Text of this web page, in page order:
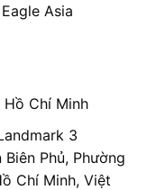
Asia
Chí Minh
3
Phủ, Phường
Chí Minh, Việt